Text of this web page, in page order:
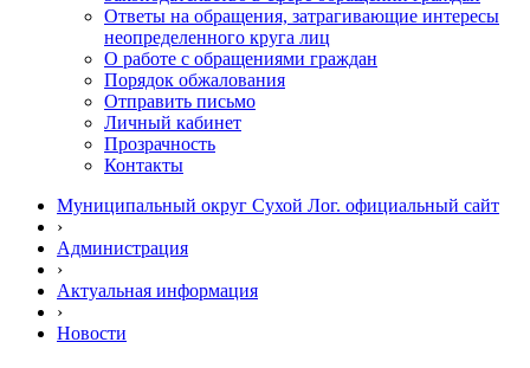
Ответы на обращения, затрагивающие интересы
неопределенного круга лиц
О работе с обращениями граждан
Порядок обжалования
Отправить письмо
Личный кабинет
Прозрачность
Контакты
Муниципальный округ Сухой Лог. официальный сайт
›
Администрация
›
Актуальная информация
›
Новости